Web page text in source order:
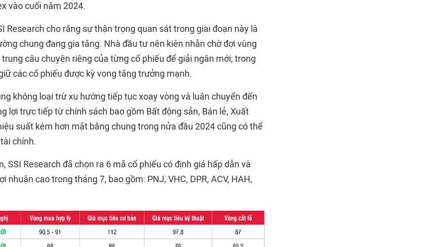
vào cuối năm 2024.
Research cho rằng sự thận trọng quan sát trong giai đoạn này là
chung đang gia tăng. Nhà đầu tư nên kiên nhẫn chờ đợi vùng
câu chuyện riêng của từng cổ phiếu để giải ngân mới; trong
các cổ phiếu được kỳ vọng tăng trưởng mạnh.
không loại trừ xu hướng tiếp tục xoay vòng và luân chuyển đến
lợi trực tiếp từ chính sách bao gồm Bất động sản, Bán lẻ, Xuất
suất kém hơn mặt bằng chung trong nửa đầu 2024 cũng có thể
chính.
SSI Research đã chọn ra 6 mã cổ phiếu có định giá hấp dẫn và
nhuận cao trong tháng 7, bao gồm: PNJ, VHC, DPR, ACV, HAH,